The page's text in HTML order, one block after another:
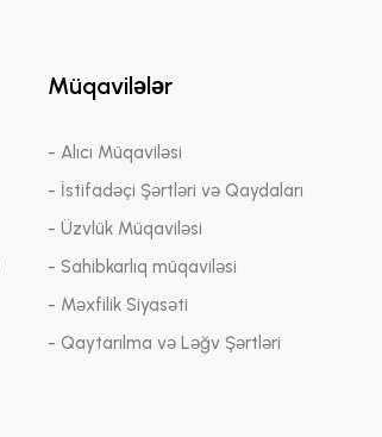
Müqavilələr
- Alıcı Müqaviləsi
- İstifadəçi Şərtləri və Qaydaları
- Üzvlük Müqaviləsi
- Sahibkarlıq müqaviləsi
- Məxfilik Siyasəti
- Qaytarılma və Ləğv Şərtləri